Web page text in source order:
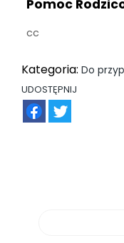
Pomoc
cc
Kategoria: Do
UDOSTĘPNIJ